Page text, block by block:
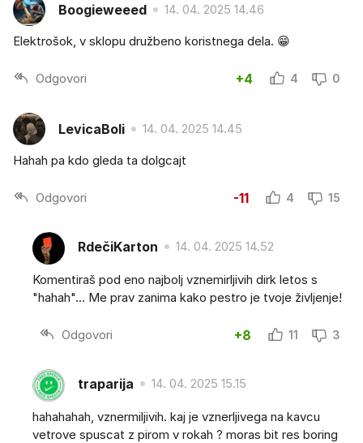
Boogieweeed 14. 04. 2025 14.46
Elektrošok, v sklopu družbeno koristnega dela. 😁
Odgovori +4 4 0
LevicaBoli 14. 04. 2025 14.45
Hahah pa kdo gleda ta dolgcajt
Odgovori -11 4 15
RdečiKarton 14. 04. 2025 14.52
Komentiraš pod eno najbolj vznemirljivih dirk letos s
"hahah"... Me prav zanima kako pestro je tvoje življenje!
Odgovori +8 11 3
traparija 14. 04. 2025 15.15
hahahahah, vznermiljivih. kaj je vznerljivega na kavcu
vetrove spuscat z pirom v rokah ? moras bit res boring